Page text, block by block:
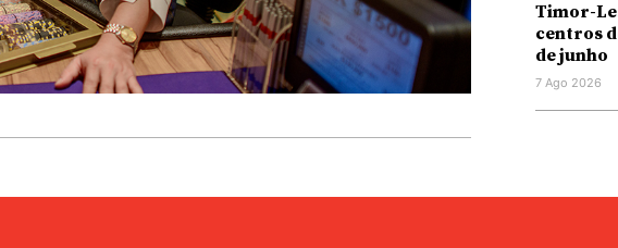
controlo do Governo sobre
Timor-
centros
de junho
7 Ago 2026